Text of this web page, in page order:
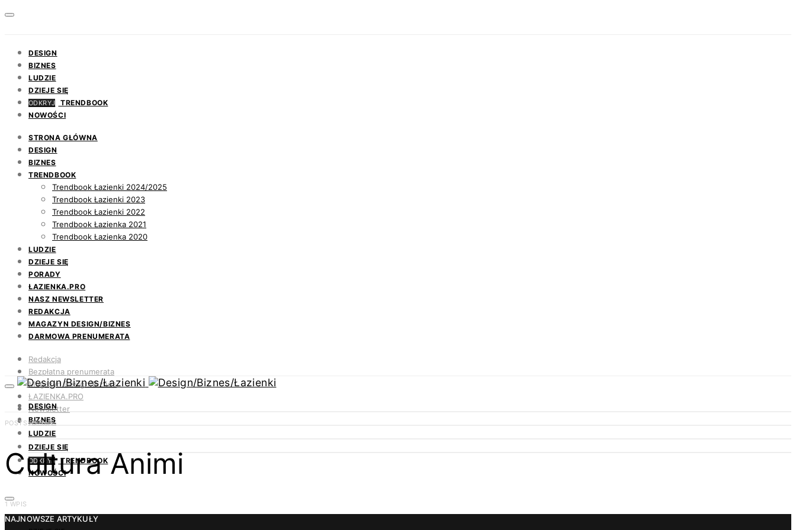
DESIGN
BIZNES
LUDZIE
DZIEJE SIĘ
ODKRYJ
TRENDBOOK
NOWOŚCI
STRONA GŁÓWNA
DESIGN
BIZNES
TRENDBOOK
Trendbook Łazienki 2024/2025
Trendbook Łazienki 2023
Trendbook Łazienki 2022
Trendbook Łazienka 2021
Trendbook Łazienka 2020
LUDZIE
DZIEJE SIĘ
PORADY
ŁAZIENKA.PRO
NASZ NEWSLETTER
REDAKCJA
MAGAZYN DESIGN/BIZNES
DARMOWA PRENUMERATA
Redakcja
Bezpłatna prenumerata
Magazyn Design/Biznes
ŁAZIENKA.PRO
Newsletter
Kontakt
DESIGN
BIZNES
LUDZIE
DZIEJE SIĘ
ODKRYJ
TRENDBOOK
NOWOŚCI
NAJNOWSZE ARTYKUŁY
POSTS BY TAG
Cultura Animi
1 WPIS